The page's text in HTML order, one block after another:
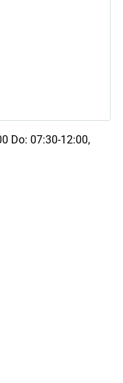
Do: 07:30-12:00,